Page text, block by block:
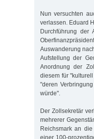
Nun versuchten
verlassen. Eduard
Durchführung der
Auswanderung
Aufstellung der
Anordnung der
diesem für
"deren
würde".
Der Zollsekretär
mehrerer
Reichsmark an
einer 100-